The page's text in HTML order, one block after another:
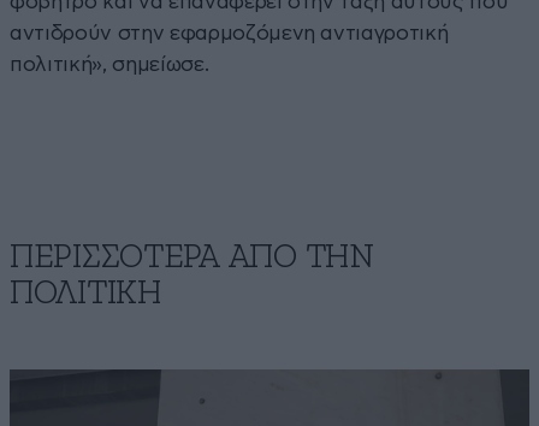
αντιδρούν στην εφαρμοζόμενη αντιαγροτική
πολιτική», σημείωσε.
ΠΕΡΙΣΣΟΤΕΡΑ ΑΠΟ ΤΗΝ
ΠΟΛΙΤΙΚΗ